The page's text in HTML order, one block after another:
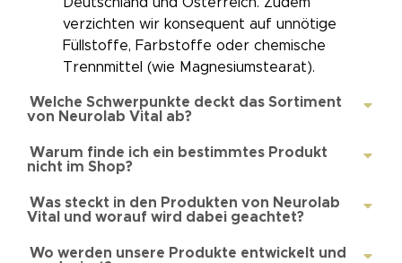
verzichten wir konsequent auf unnötige
Füllstoffe, Farbstoffe oder chemische
Trennmittel (wie Magnesiumstearat).
Welche Schwerpunkte deckt das Sortiment
von Neurolab Vital ab?
Warum finde ich ein bestimmtes Produkt
nicht im Shop?
Was steckt in den Produkten von Neurolab
Vital und worauf wird dabei geachtet?
Wo werden unsere Produkte entwickelt und